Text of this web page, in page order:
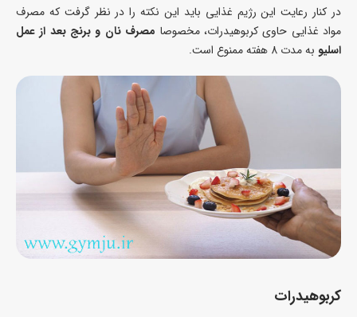
در کنار رعایت این رژیم غذایی باید این نکته را در نظر گرفت که مصرف
مواد غذایی حاوی کربوهیدرات، مخصوصا مصرف نان و برنج بعد از عمل
اسلیو به مدت 8 هفته ممنوع است.
کربوهیدرات